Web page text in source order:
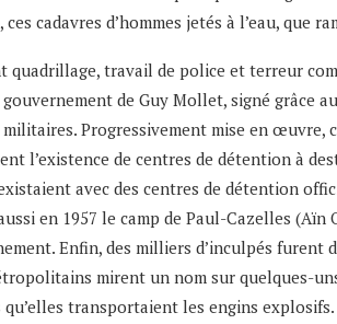
cadavres d’hommes jetés à l’eau, que
travail de police et terreur
de Guy Mollet, signé grâce
Progressivement mise en
l’existence de centres de détention à
avec des centres de détention
en 1957 le camp de Paul-Cazelles
Enfin, des milliers d’inculpés
mirent un nom sur quelques-
transportaient les engins